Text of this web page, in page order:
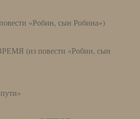
«Робин, сын Робина»)
(из повести «Робин, сын